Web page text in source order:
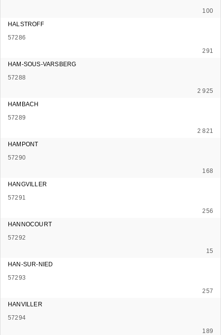
100
HALSTROFF
57286
291
HAM-SOUS-VARSBERG
57288
2 925
HAMBACH
57289
2 821
HAMPONT
57290
168
HANGVILLER
57291
256
HANNOCOURT
57292
15
HAN-SUR-NIED
57293
257
HANVILLER
57294
189